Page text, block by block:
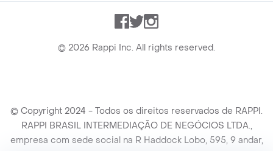
Facebook
TwitterInstagram
© 2026 Rappi Inc. All rights reserved.
© Copyright 2024 - Todos os direitos reservados de RAPPI.
RAPPI BRASIL INTERMEDIAÇÃO DE NEGÓCIOS LTDA.,
empresa com sede social na R Haddock Lobo, 595, 9 andar,